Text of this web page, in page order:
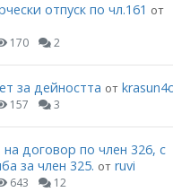
отпуск по чл.161 от
170 2
за дейността от
157 3
договор по член 326, с
за член 325. от ruvi
643 12